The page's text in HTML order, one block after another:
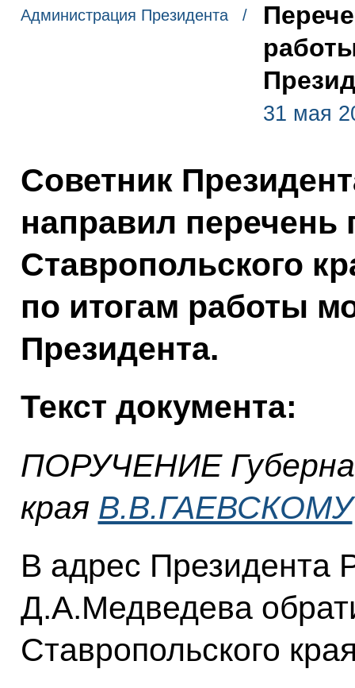
Администрация Президента /
31 мая
Советник
направил перечень
Ставропольского
по итогам работы
Президента.
Текст документа:
ПОРУЧЕНИЕ
края В.В.ГАЕВСКОМУ
В адрес Президента
Д.А.Медведева
Ставропольского